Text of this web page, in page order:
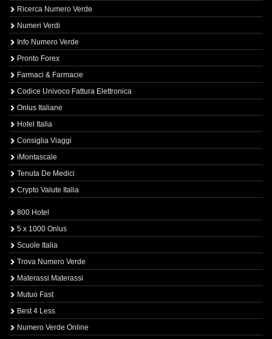
Ricerca Numero Verde
Numeri Verdi
Info Numero Verde
Pronto Forex
Farmaci & Farmacie
Codice Univoco Fattura Elettronica
Onlus Italiane
Hotel Italia
Consiglia Viaggi
iMontascale
Tenuta De Medici
Crypto Valute Italia
800 Hotel
5 x 1000 Onlus
Scuole Italia
Trova Numero Verde
Materassi Materassi
Mutuo Fast
Best 4 Less
Numero Verde Online